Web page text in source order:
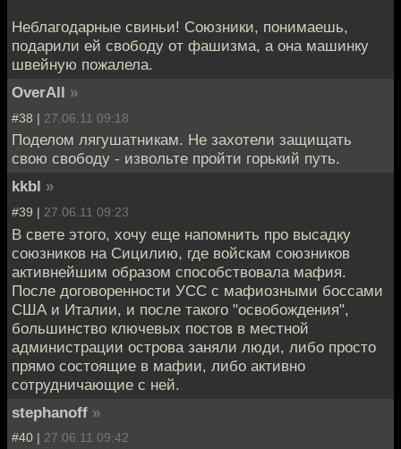
Неблагодарные свиньи! Союзники, понимаешь,
подарили ей свободу от фашизма, а она машинку
швейную пожалела.
OverAll »
#38 | 27.06.11 09:18
Поделом лягушатникам. Не захотели защищать
свою свободу - извольте пройти горький путь.
kkbl »
#39 | 27.06.11 09:23
В свете этого, хочу еще напомнить про высадку
союзников на Сицилию, где войскам союзников
активнейшим образом способствовала мафия.
После договоренности УСС с мафиозными боссами
США и Италии, и после такого "освобождения",
большинство ключевых постов в местной
администрации острова заняли люди, либо просто
прямо состоящие в мафии, либо активно
сотрудничающие с ней.
stephanoff »
#40 | 27.06.11 09:42